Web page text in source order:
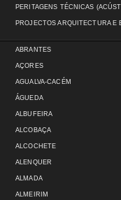
PERITAGENS TÉCNICAS
PROJECTOS ARQUITECTURA E
ABRANTES
AÇORES
AGUALVA-CACÉM
ÁGUEDA
ALBUFEIRA
ALCOBAÇA
ALCOCHETE
ALENQUER
ALMADA
ALMEIRIM